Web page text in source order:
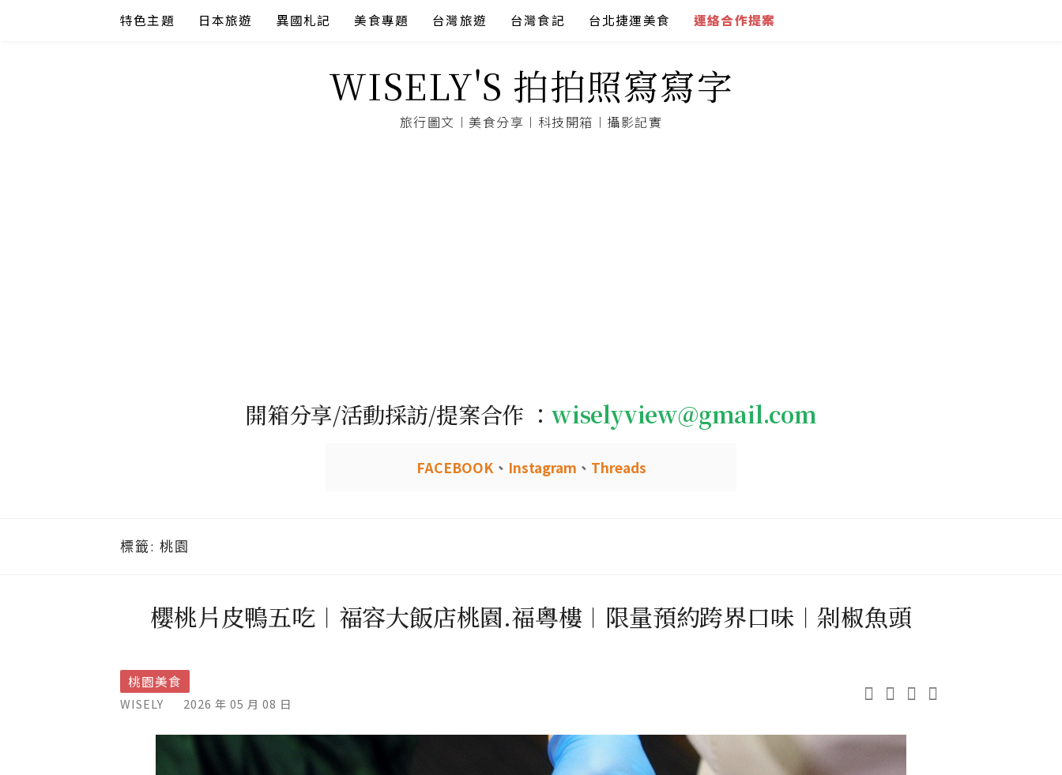
特色主題 日本旅遊 異國札記 美食專題 台灣旅遊 台灣食記 台北捷運美食 連絡合作提案
WISELY'S 拍拍照寫寫字
旅行圖文︱美食分享︱科技開箱︱攝影記實
開箱分享/活動採訪/提案合作 ： wiselyview@gmail.com
FACEBOOK、 Instagram 、 Threads
標籤: 桃園
櫻桃片皮鴨五吃︱福容大飯店桃園.福粵樓︱限量預約跨界口味︱剁椒魚頭
桃園美食
WISELY 2026 年 05 月 08 日